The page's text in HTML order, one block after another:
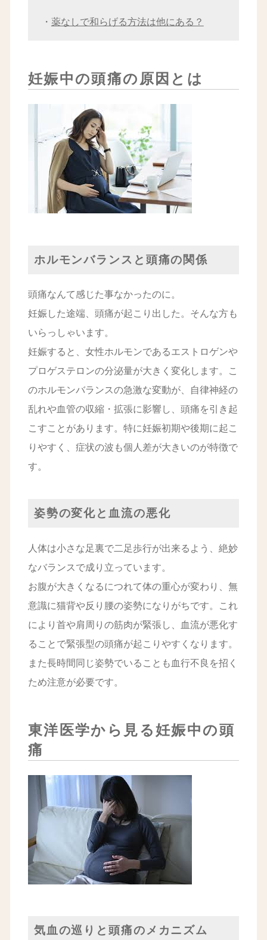
・ 薬なしで和らげる方法は他にある？
妊娠中の頭痛の原因とは
ホルモンバランスと頭痛の関係
頭痛なんて感じた事なかったのに。
妊娠した途端、頭痛が起こり出した。そんな方も
いらっしゃいます。
妊娠すると、女性ホルモンであるエストロゲンや
プロゲステロンの分泌量が大きく変化します。こ
のホルモンバランスの急激な変動が、自律神経の
乱れや血管の収縮・拡張に影響し、頭痛を引き起
こすことがあります。特に妊娠初期や後期に起こ
りやすく、症状の波も個人差が大きいのが特徴で
す。
姿勢の変化と血流の悪化
人体は小さな足裏で二足歩行が出来るよう、絶妙
なバランスで成り立っています。
お腹が大きくなるにつれて体の重心が変わり、無
意識に猫背や反り腰の姿勢になりがちです。これ
により首や肩周りの筋肉が緊張し、血流が悪化す
ることで緊張型の頭痛が起こりやすくなります。
また長時間同じ姿勢でいることも血行不良を招く
ため注意が必要です。
東洋医学から見る妊娠中の頭
痛
気血の巡りと頭痛のメカニズム